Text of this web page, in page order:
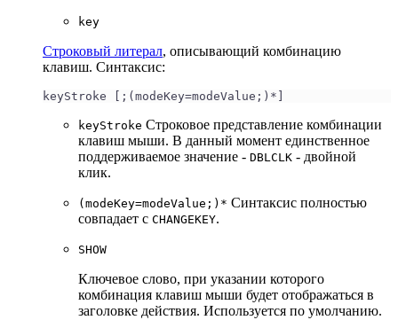
key
Строковый литерал, описывающий комбинацию
клавиш. Синтаксис:
keyStroke [;(modeKey=modeValue;)*]
keyStroke Строковое представление комбинации
клавиш мыши. В данный момент единственное
поддерживаемое значение - DBLCLK - двойной
клик.
(modeKey=modeValue;)* Синтаксис полностью
совпадает с CHANGEKEY.
SHOW
Ключевое слово, при указании которого
комбинация клавиш мыши будет отображаться в
заголовке действия. Используется по умолчанию.